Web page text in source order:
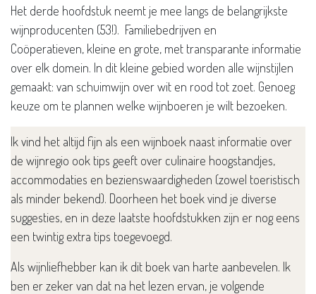
Het derde hoofdstuk neemt je mee langs de belangrijkste
wijnproducenten (53!). Familiebedrijven en
Coöperatieven, kleine en grote, met transparante informatie
over elk domein. In dit kleine gebied worden alle wijnstijlen
gemaakt: van schuimwijn over wit en rood tot zoet. Genoeg
keuze om te plannen welke wijnboeren je wilt bezoeken.
Ik vind het altijd fijn als een wijnboek naast informatie over
de wijnregio ook tips geeft over culinaire hoogstandjes,
accommodaties en bezienswaardigheden (zowel toeristisch
als minder bekend). Doorheen het boek vind je diverse
suggesties, en in deze laatste hoofdstukken zijn er nog eens
een twintig extra tips toegevoegd.
Als wijnliefhebber kan ik dit boek van harte aanbevelen. Ik
ben er zeker van dat na het lezen ervan, je volgende